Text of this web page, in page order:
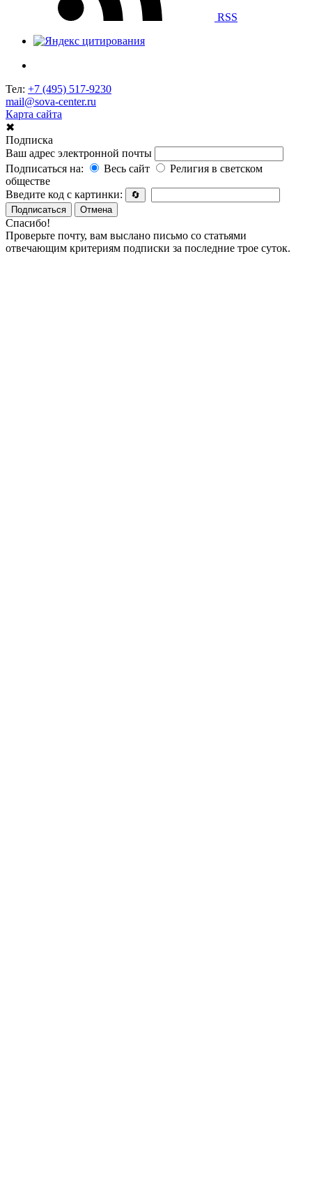
RSS
Тел: +7 (495) 517-9230
mail@sova-center.ru
Карта сайта
✖
Подписка
Ваш адрес электронной почты
Подписаться на:
Весь сайт
Религия в светском
обществе
Введите код с картинки:
🔄
Подписаться
Отмена
Спасибо!
Проверьте почту, вам выслано письмо со статьями
отвечающим критериям подписки за последние трое суток.